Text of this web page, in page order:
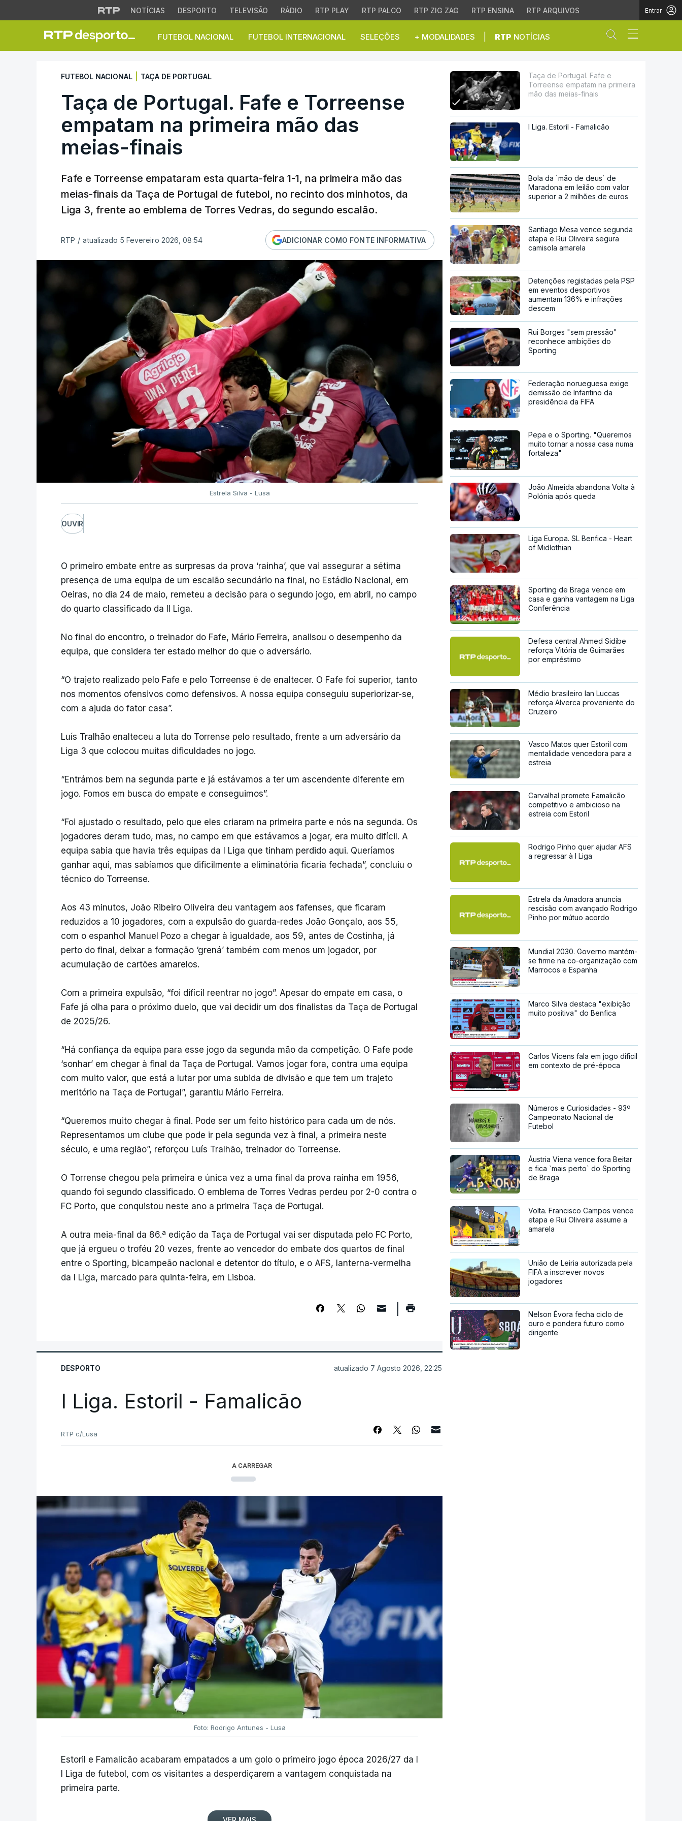
NOTÍCIAS DESPORTO TELEVISÃO RÁDIO RTP PLAY RTP PALCO RTP ZIG ZAG RTP ENSINA RTP ARQUIVOS Entrar
FUTEBOL NACIONAL FUTEBOL INTERNACIONAL SELEÇÕES + MODALIDADES RTP NOTÍCIAS Abrir campo
Taça de Portugal. Fafe e Torreense empatam na primeira mão
FUTEBOL NACIONAL TAÇA DE PORTUGAL
Taça de Portugal. Fafe e Torreense
empatam na primeira mão das
meias-finais
Fafe e Torreense empataram esta quarta-feira 1-1, na primeira mão das
meias-finais da Taça de Portugal de futebol, no recinto dos minhotos, da
Liga 3, frente ao emblema de Torres Vedras, do segundo escalão.
RTP / atualizado 5 Fevereiro 2026, 08:54 ADICIONAR COMO FONTE INFORMATIVA
Estrela Silva - Lusa
OUVIR
O primeiro embate entre as surpresas da prova ‘rainha’, que vai assegurar a sétima
presença de uma equipa de um escalão secundário na final, no Estádio Nacional, em
Oeiras, no dia 24 de maio, remeteu a decisão para o segundo jogo, em abril, no campo
do quarto classificado da II Liga.
No final do encontro, o treinador do Fafe, Mário Ferreira, analisou o desempenho da
equipa, que considera ter estado melhor do que o adversário.
“O trajeto realizado pelo Fafe e pelo Torreense é de enaltecer. O Fafe foi superior, tanto
nos momentos ofensivos como defensivos. A nossa equipa conseguiu superiorizar-se,
com a ajuda do fator casa”.
Luís Tralhão enalteceu a luta do Torrense pelo resultado, frente a um adversário da
Liga 3 que colocou muitas dificuldades no jogo.
“Entrámos bem na segunda parte e já estávamos a ter um ascendente diferente em
jogo. Fomos em busca do empate e conseguimos”.
“Foi ajustado o resultado, pelo que eles criaram na primeira parte e nós na segunda. Os
jogadores deram tudo, mas, no campo em que estávamos a jogar, era muito difícil. A
equipa sabia que havia três equipas da I Liga que tinham perdido aqui. Queríamos
ganhar aqui, mas sabíamos que dificilmente a eliminatória ficaria fechada”, concluiu o
técnico do Torreense.
Aos 43 minutos, João Ribeiro Oliveira deu vantagem aos fafenses, que ficaram
reduzidos a 10 jogadores, com a expulsão do guarda-redes João Gonçalo, aos 55,
com o espanhol Manuel Pozo a chegar à igualdade, aos 59, antes de Costinha, já
perto do final, deixar a formação ‘grená’ também com menos um jogador, por
acumulação de cartões amarelos.
Com a primeira expulsão, “foi difícil reentrar no jogo”. Apesar do empate em casa, o
Fafe já olha para o próximo duelo, que vai decidir um dos finalistas da Taça de Portugal
de 2025/26.
“Há confiança da equipa para esse jogo da segunda mão da competição. O Fafe pode
‘sonhar’ em chegar à final da Taça de Portugal. Vamos jogar fora, contra uma equipa
com muito valor, que está a lutar por uma subida de divisão e que tem um trajeto
meritório na Taça de Portugal”, garantiu Mário Ferreira.
“Queremos muito chegar à final. Pode ser um feito histórico para cada um de nós.
Representamos um clube que pode ir pela segunda vez à final, a primeira neste
século, e uma região”, reforçou Luís Tralhão, treinador do Torreense.
O Torrense chegou pela primeira e única vez a uma final da prova rainha em 1956,
quando foi segundo classificado. O emblema de Torres Vedras perdeu por 2-0 contra o
FC Porto, que conquistou neste ano a primeira Taça de Portugal.
A outra meia-final da 86.ª edição da Taça de Portugal vai ser disputada pelo FC Porto,
que já ergueu o troféu 20 vezes, frente ao vencedor do embate dos quartos de final
entre o Sporting, bicampeão nacional e detentor do título, e o AFS, lanterna-vermelha
da I Liga, marcado para quinta-feira, em Lisboa.
DESPORTO atualizado 7 Agosto 2026, 22:25
I Liga. Estoril - Famalicão
RTP c/Lusa
A CARREGAR
Foto: Rodrigo Antunes - Lusa
Estoril e Famalicão acabaram empatados a um golo o primeiro jogo época 2026/27 da I
I Liga de futebol, com os visitantes a desperdiçarem a vantagem conquistada na
primeira parte.
Taça de Portugal. Fafe e
Torreense empatam na primeira
mão das meias-finais
I Liga. Estoril - Famalicão
Bola da `mão de deus` de
Maradona em leilão com valor
superior a 2 milhões de euros
Santiago Mesa vence segunda
etapa e Rui Oliveira segura
camisola amarela
Detenções registadas pela PSP
em eventos desportivos
aumentam 136% e infrações
descem
Rui Borges "sem pressão"
reconhece ambições do
Sporting
Federação norueguesa exige
demissão de Infantino da
presidência da FIFA
Pepa e o Sporting. "Queremos
muito tornar a nossa casa numa
fortaleza"
João Almeida abandona Volta à
Polónia após queda
Liga Europa. SL Benfica - Heart
of Midlothian
Sporting de Braga vence em
casa e ganha vantagem na Liga
Conferência
Defesa central Ahmed Sidibe
reforça Vitória de Guimarães
por empréstimo
Médio brasileiro Ian Luccas
reforça Alverca proveniente do
Cruzeiro
Vasco Matos quer Estoril com
mentalidade vencedora para a
estreia
Carvalhal promete Famalicão
competitivo e ambicioso na
estreia com Estoril
Rodrigo Pinho quer ajudar AFS
a regressar à I Liga
Estrela da Amadora anuncia
rescisão com avançado Rodrigo
Pinho por mútuo acordo
Mundial 2030. Governo mantém-
se firme na co-organização com
Marrocos e Espanha
Marco Silva destaca "exibição
muito positiva" do Benfica
Carlos Vicens fala em jogo dificil
em contexto de pré-época
Números e Curiosidades - 93º
Campeonato Nacional de
Futebol
Áustria Viena vence fora Beitar
e fica `mais perto` do Sporting
de Braga
Volta. Francisco Campos vence
etapa e Rui Oliveira assume a
amarela
União de Leiria autorizada pela
FIFA a inscrever novos
jogadores
Nelson Évora fecha ciclo de
ouro e pondera futuro como
dirigente